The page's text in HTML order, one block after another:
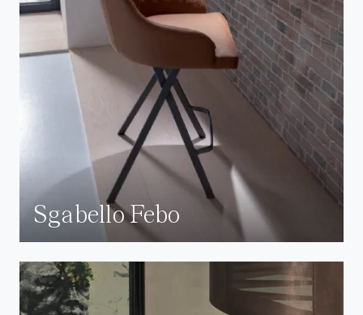
Sgabello Febo